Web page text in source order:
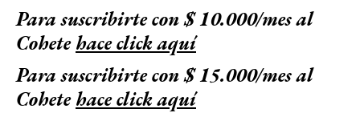
Para suscribirte con $ 10.000/mes al
Cohetehace click aquí
Para suscribirte con $ 15.000/mes al
Cohetehace click aquí